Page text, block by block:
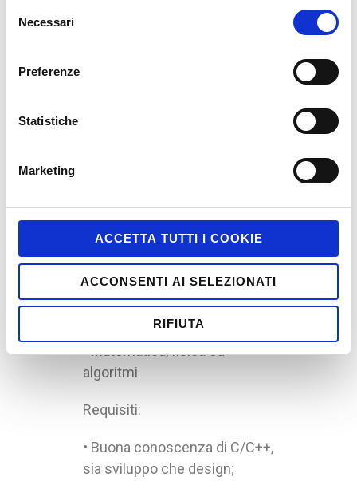
delNecessari
Preferenze
Statistiche
Marketing
ACCETTA TUTTI I COOKIE
ACCONSENTI AI SELEZIONATI
RIFIUTA
• Sviluppo Client/Server
• Logica e Gameplay
• Matematica, fisica ed
algoritmi
Requisiti:
• Buona conoscenza di C/C++,
sia sviluppo che design;